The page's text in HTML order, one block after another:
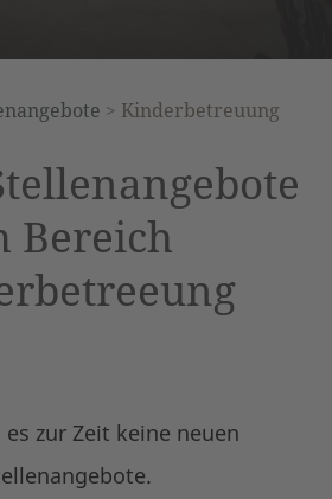
> Kinderbetreuung
Bereich
zur Zeit keine neuen